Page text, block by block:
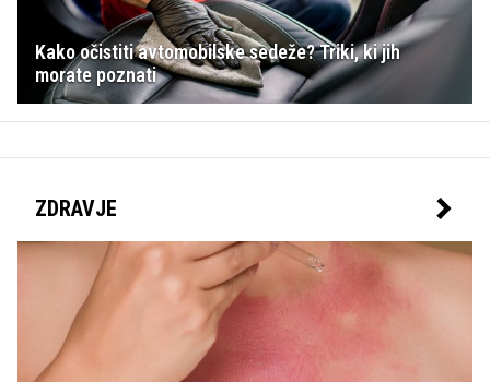
Kako očistiti avtomobilske sedeže? Triki, ki jih
morate poznati
ZDRAVJE